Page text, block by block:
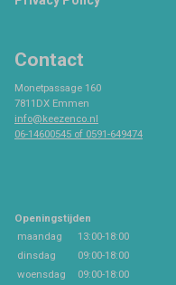
Contact
Monetpassage 160
7811DX Emmen
info@keezenco.nl
06-14600545 of 0591-649474
Openingstijden
maandag
13:00-18:00
dinsdag
09:00-18:00
woensdag
09:00-18:00